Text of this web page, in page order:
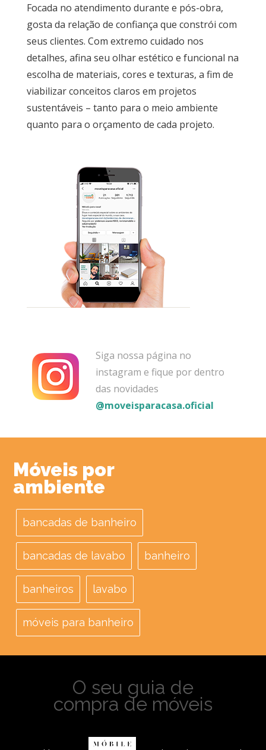
Focada no atendimento durante e pós-obra,
gosta da relação de confiança que constrói com
seus clientes. Com extremo cuidado nos
detalhes, afina seu olhar estético e funcional na
escolha de materiais, cores e texturas, a fim de
viabilizar conceitos claros em projetos
sustentáveis – tanto para o meio ambiente
quanto para o orçamento de cada projeto.
Siga nossa página no
instagram e fique por dentro
das novidades
@moveisparacasa.oficial
Móveis por
ambiente
bancadas de banheiro
bancadas de lavabo banheiro
banheiros lavabo
móveis para banheiro
O seu guia de
compra de móveis